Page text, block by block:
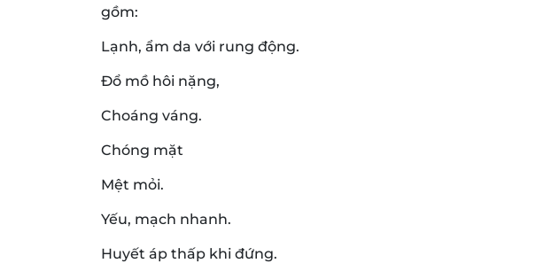
gồm:
Lạnh, ẩm da với rung động.
Đổ mồ hôi nặng,
Choáng váng.
Chóng mặt
Mệt mỏi.
Yếu, mạch nhanh.
Huyết áp thấp khi đứng.